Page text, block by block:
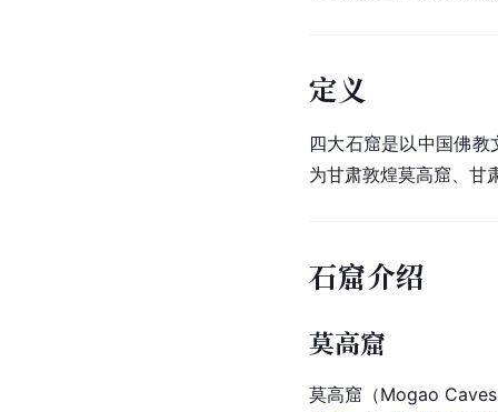
定义
四大石窟是以中国佛
为甘肃敦煌莫高窟、甘
石窟介绍
莫高窟
莫高窟（Mogao Caves